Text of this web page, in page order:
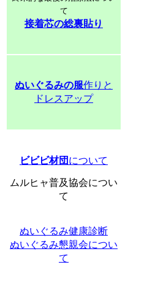
て
接着芯の総裏貼り
ぬいぐるみの服作りと
ドレスアップ
ビビビ材団 について
ムルヒャ普及協会につい
て
ぬいぐるみ健康診断
ぬいぐるみ懇親会につい
て